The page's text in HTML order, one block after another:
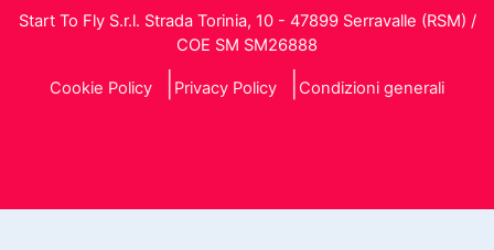
Start To Fly S.r.l. Strada Torinia, 10 - 47899 Serravalle (RSM) /
COE SM SM26888
Cookie Policy Privacy Policy Condizioni generali